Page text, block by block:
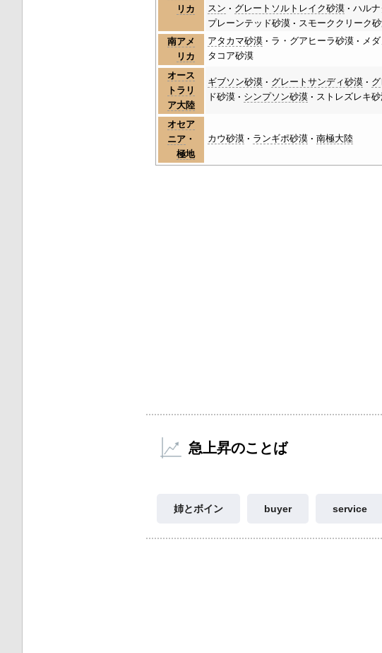
リカ
スン
グレートソルトレイク砂漠 ハルナ
プレーンテッド砂漠
スモーククリーク
南アメ
リカ
アタカマ砂漠 ラ・グアヒーラ砂漠 メ
タコア砂漠
オース
トラリ
ア大陸
ギブソン砂漠 グレートサンディ砂漠
ド砂漠
シンプソン砂漠 ストレズレキ
オセア
ニア ・
極地
カウ砂漠 ランギポ砂漠 南極大陸
急上昇のことば
姉とボイン buyer service